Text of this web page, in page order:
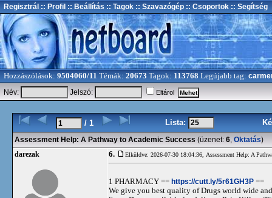
Regisztrál :: Profil :: Beállítás :: Tagok :: Szavazógép :: Csoportok :: Segítség
Hozzászólások: 9504060/11 Témák: 20673 Tagok: 113768 Legújabb tag:
Név:
Jelszó: Eltárol
/ 1 Lista:
Assessment Help: A Pathway to Academic Success (üzenet: 6, Oktatás)
darezak 6. Elküldve: 2026-07-30 18:04:36, Assessment Help: A
1 PHARMACY == https://cutt.ly/5r61GH3P ==
We give you best quality of Drugs world wide